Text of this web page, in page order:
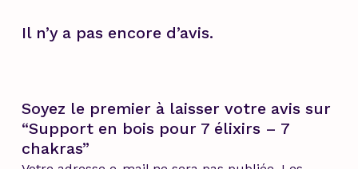
Il n’y a pas encore d’avis.
Soyez le premier à laisser votre avis sur
“Support en bois pour 7 élixirs – 7
chakras”